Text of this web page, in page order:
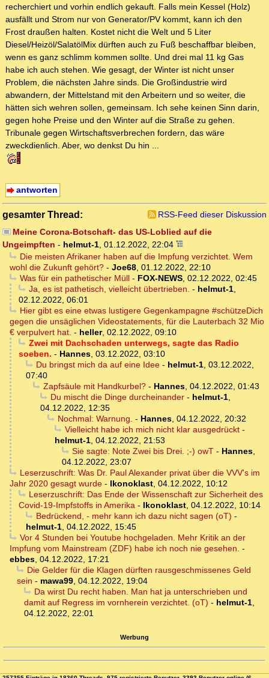
recherchiert und vorhin endlich gekauft. Falls mein Kessel (Holz)
ausfällt und Strom nur von Generator/PV kommt, kann ich den
Frost draußen halten. Kostet nicht die Welt und 5 Liter
Diesel/Heizöl/SalatölMix dürften auch zu Fuß beschaffbar bleiben,
wenn es ganz schlimm kommen sollte. Und drei mal 11 kg Gas
habe ich auch stehen. Wie gesagt, der Winter ist nicht unser
Problem, die nächsten Jahre sinds. Die Großindustrie wird
abwandern, der Mittelstand mit den Arbeitern und so weiter, die
hätten sich wehren sollen, gemeinsam. Ich sehe keinen Sinn darin,
gegen hohe Preise und den Winter auf die Straße zu gehen.
Tribunale gegen Wirtschaftsverbrechen fordern, das wäre
zweckdienlich. Aber, wo denkst Du hin ...
antworten
gesamter Thread:
RSS-Feed dieser Diskussion
Meine Corona-Botschaft- das US-Loblied auf die
Ungeimpften - helmut-1, 01.12.2022, 22:04
Die meisten Afrikaner haben auf die Impfung verzichtet. Wem
wohl die Zukunft gehört? - Joe68, 01.12.2022, 22:10
Was für ein pathetischer Müll- FOX-NEWS, 02.12.2022, 02:45
Ja, es ist pathetisch, vielleicht übertrieben. - helmut-1,
02.12.2022, 06:01
Hier gibt es eine etwas lustigere Gegenkampagne #schützeDich
gegen die unsäglichen Videostatements, für die Lauterbach 32 Mio
€ verpulvert hat. - heller, 02.12.2022, 09:10
Zwei mit Dachschaden unterwegs, sagte das Radio
soeben. - Hannes, 03.12.2022, 03:10
Du bringst mich da auf eine Idee- helmut-1, 03.12.2022,
07:40
Zapfsäule mit Handkurbel?- Hannes, 04.12.2022, 01:43
Du mischt die Dinge durcheinander- helmut-1,
04.12.2022, 12:35
Nochmal: Warnung. - Hannes, 04.12.2022, 20:32
Vielleicht habe ich mich nicht klar ausgedrückt-
helmut-1, 04.12.2022, 21:53
Sie sagte: Note Zwei bis Drei. ;-) owT- Hannes,
04.12.2022, 23:07
Leserzuschrift: Was Dr. Paul Alexander privat über die VVV's im
Jahr 2020 gesagt wurde - Ikonoklast, 04.12.2022, 10:12
Leserzuschrift: Das Ende der Wissenschaft zur Sicherheit des
Covid-19-Impfstoffs in Amerika - Ikonoklast, 04.12.2022, 10:14
Bedrückend, - mehr kann ich dazu nicht sagen (oT) -
helmut-1, 04.12.2022, 15:45
Vor 4 Stunden bei Youtube hochgeladen. Mehr Kritik an der
Impfung vom Mainstream (ZDF) habe ich noch nie gesehen. -
ebbes, 04.12.2022, 17:21
Die Gelder für die Klagen dürften rausgeschmissenes Geld
sein - mawa99, 04.12.2022, 19:04
Da wirst Du recht haben. Man hat ja unterschrieben und
damit auf Regress im vornherein verzichtet. (oT) - helmut-1,
04.12.2022, 22:01
Werbung